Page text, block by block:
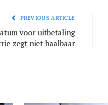
PREVIOUS ARTICLE
voor uitbetaling
zegt niet haalbaar